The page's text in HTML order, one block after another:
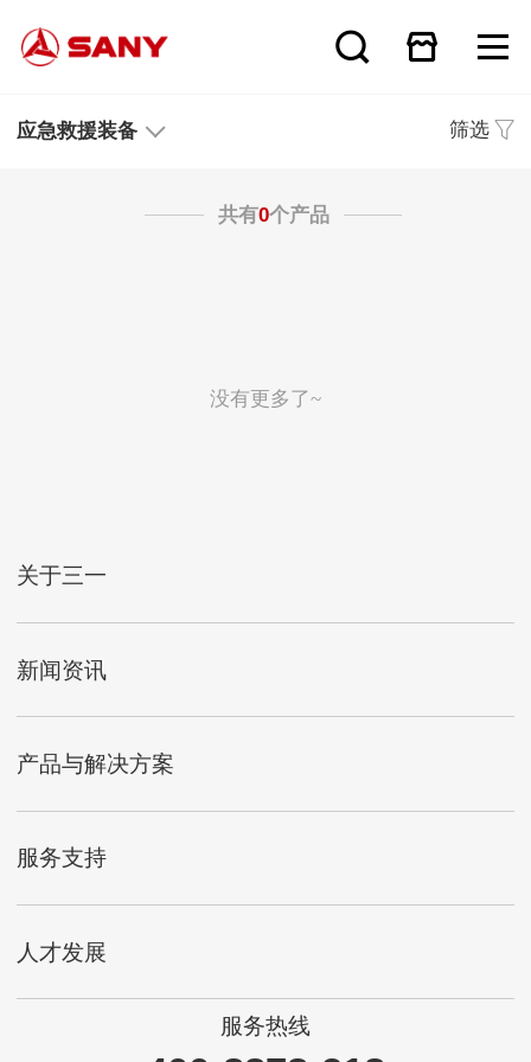
应急救援装备 筛选
共有0个产品
没有更多了~
关于三一
新闻资讯
产品与解决方案
服务支持
人才发展
服务热线